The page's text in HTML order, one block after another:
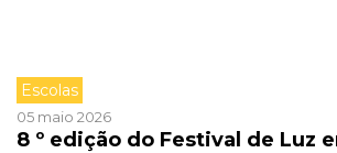
Escolas
05 maio 2026
8 º edição do Festival de Luz